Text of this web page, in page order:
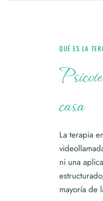
QUÉ ES LA
casa
La terapia
ni una
mayoría de